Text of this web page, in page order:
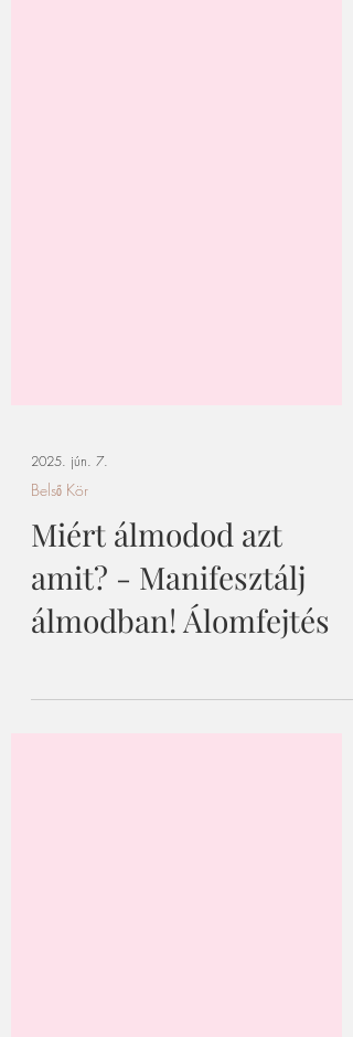
2025. jún. 7.
Belső Kör
Miért álmodod azt
álmodban! Álomfejtés